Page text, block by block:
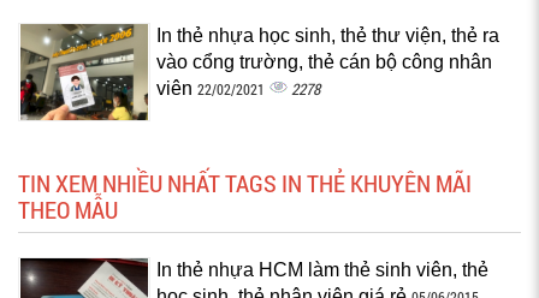
In thẻ nhựa học sinh, thẻ thư viện, thẻ ra
vào cổng trường, thẻ cán bộ công nhân
viên 22/02/2021 2278
TIN XEM NHIỀU NHẤT TAGS IN THẺ KHUYÊN MÃI
THEO MẪU
In thẻ nhựa HCM làm thẻ sinh viên, thẻ